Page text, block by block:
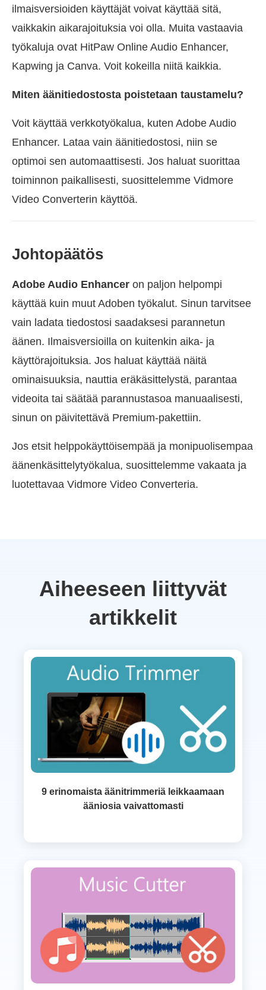
ilmaisversioiden käyttäjät voivat käyttää sitä,
vaikkakin aikarajoituksia voi olla. Muita vastaavia
työkaluja ovat HitPaw Online Audio Enhancer,
Kapwing ja Canva. Voit kokeilla niitä kaikkia.
Miten äänitiedostosta poistetaan taustamelu?
Voit käyttää verkkotyökalua, kuten Adobe Audio
Enhancer. Lataa vain äänitiedostosi, niin se
optimoi sen automaattisesti. Jos haluat suorittaa
toiminnon paikallisesti, suosittelemme Vidmore
Video Converterin käyttöä.
Johtopäätös
Adobe Audio Enhancer on paljon helpompi
käyttää kuin muut Adoben työkalut. Sinun tarvitsee
vain ladata tiedostosi saadaksesi parannetun
äänen. Ilmaisversioilla on kuitenkin aika- ja
käyttörajoituksia. Jos haluat käyttää näitä
ominaisuuksia, nauttia eräkäsittelystä, parantaa
videoita tai säätää parannustasoa manuaalisesti,
sinun on päivitettävä Premium-pakettiin.
Jos etsit helppokäyttöisempää ja monipuolisempaa
äänenkäsittelytyökalua, suosittelemme vakaata ja
luotettavaa Vidmore Video Converteria.
Aiheeseen liittyvät
artikkelit
9 erinomaista äänitrimmeriä leikkaamaan
ääniosia vaivattomasti